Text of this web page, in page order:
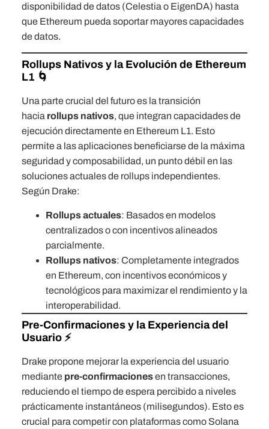
disponibilidad de datos (Celestia o EigenDA) hasta
que Ethereum pueda soportar mayores capacidades
de datos.
Rollups Nativos y la Evolución de Ethereum
L1 🌀
Una parte crucial del futuro es la transición
hacia rollups nativos, que integran capacidades de
ejecución directamente en Ethereum L1. Esto
permite a las aplicaciones beneficiarse de la máxima
seguridad y composabilidad, un punto débil en las
soluciones actuales de rollups independientes.
Según Drake:
Rollups actuales: Basados en modelos
centralizados o con incentivos alineados
parcialmente.
Rollups nativos: Completamente integrados
en Ethereum, con incentivos económicos y
tecnológicos para maximizar el rendimiento y la
interoperabilidad.
Pre-Confirmaciones y la Experiencia del
Usuario ⚡
Drake propone mejorar la experiencia del usuario
mediante pre-confirmacionesen transacciones,
reduciendo el tiempo de espera percibido a niveles
prácticamente instantáneos (milisegundos). Esto es
crucial para competir con plataformas como Solana